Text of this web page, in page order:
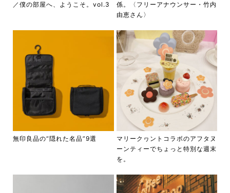
／僕の部屋へ、ようこそ。vol.3
係。〈フリーアナウンサー・竹内
由恵さん〉
無印良品の“隠れた名品”9選
マリークヮントコラボのアフタヌ
ーンティーでちょっと特別な週末
を。